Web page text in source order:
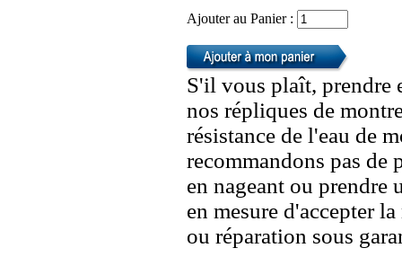
Ajouter au Panier :
S'il vous plaît, prendre
nos répliques de
résistance de l'eau de
recommandons pas de
en nageant ou prendre
en mesure d'accepter
ou réparation sous